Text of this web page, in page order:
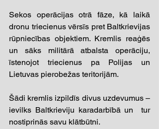
Sekos operācijas otrā fāze, kā laikā
dronu triecienus vērsīs pret Baltkrievijas
rūpniecības objektiem. Kremlis reaģēs
un sāks militārā atbalsta operāciju,
īstenojot triecienus pa Polijas un
Lietuvas pierobežas teritorijām.
Šādi kremlis izpildīs divus uzdevumus –
ievilks Baltkrieviju karadarbībā un  tur
nostiprinās savu klātbūtni.